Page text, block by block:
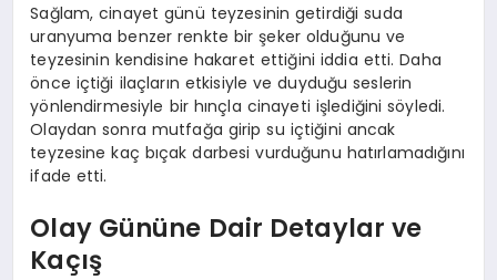
Sağlam, cinayet günü teyzesinin getirdiği suda
uranyuma benzer renkte bir şeker olduğunu ve
teyzesinin kendisine hakaret ettiğini iddia etti. Daha
önce içtiği ilaçların etkisiyle ve duyduğu seslerin
yönlendirmesiyle bir hınçla cinayeti işlediğini söyledi.
Olaydan sonra mutfağa girip su içtiğini ancak
teyzesine kaç bıçak darbesi vurduğunu hatırlamadığını
ifade etti.
Olay Gününe Dair Detaylar ve
Kaçış